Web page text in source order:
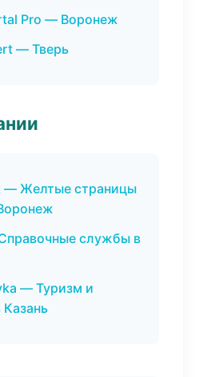
Pro — Воронеж
— Тверь
— Желтые страницы
службы в
— Туризм и
Казань